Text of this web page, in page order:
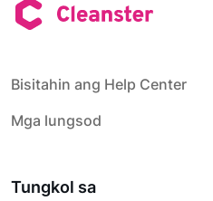
Bisitahin ang Help Center
Mga lungsod
Tungkol sa